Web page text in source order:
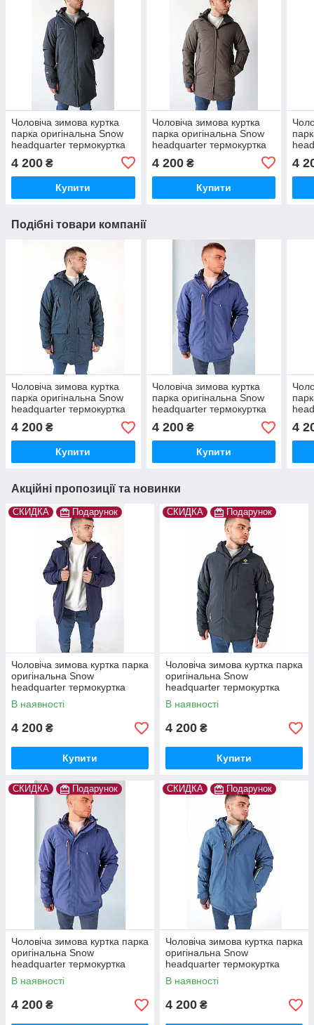
Чоловіча зимова куртка
парка оригінальна Snow
headquarter термокуртка
4 200 ₴
Купити
Чоловіча зимова куртка
парка оригінальна Snow
headquarter термокуртка
зиму
4 200₴
Купити
зиму
4
Подібні товари компанії
Чоловіча зимова куртка
парка оригінальна Snow
headquarter термокуртка
гірськолижна тепла на
зиму
4 200 ₴
Купити
Чоловіча зимова куртка
парка оригінальна Snow
headquarter термокуртка
гірськолижна тепла на
зиму
4 200₴
Купити
зиму
4
Акційні пропозиції та новинки
СКИДКА Подарунок
Чоловіча зимова куртка парка
оригінальна Snow
headquarter термокуртка
гірськолижна тепла на зиму
В наявності
4 200 ₴
Купити
СКИДКА Подарунок
Чоловіча зимова куртка парка
оригінальна Snow
headquarter термокуртка
гірськолижна тепла на зиму
В наявності
4 200 ₴
Купити
СКИДКА Подарунок
Чоловіча зимова куртка парка
оригінальна Snow
headquarter термокуртка
гірськолижна тепла на зиму
В наявності
4 200 ₴
СКИДКА Подарунок
Чоловіча зимова куртка парка
оригінальна Snow
headquarter термокуртка
гірськолижна тепла на зиму
В наявності
4 200 ₴